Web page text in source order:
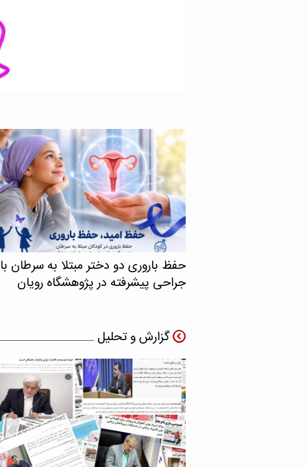
حفظ باروری دو دختر مبتلا به سرطان با
جراحی پیشرفته در پژوهشگاه رویان
گزارش و تحلیل